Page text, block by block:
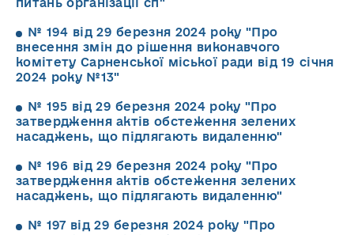
питань організації сп"
№ 194 від 29 березня 2024 року "Про
внесення змін до рішення виконавчого
комітету Сарненської міської ради від 19 січня
2024 року №13"
№ 195 від 29 березня 2024 року "Про
затвердження актів обстеження зелених
насаджень, що підлягають видаленню"
№ 196 від 29 березня 2024 року "Про
затвердження актів обстеження зелених
насаджень, що підлягають видаленню"
№ 197 від 29 березня 2024 року "Про